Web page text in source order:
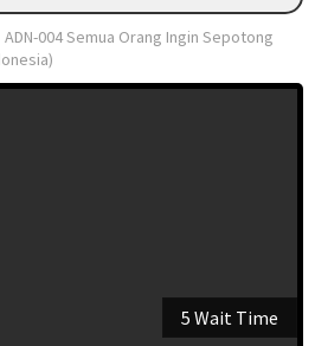
ADN-004 Semua Orang Ingin Sepotong
5 Wait Time